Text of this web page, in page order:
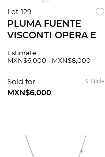
Lot 129
PLUMA FUENTE
VISCONTI OPERA EN
Estimate
MXN$6,000 - MXN$8,000
4 Bids
Sold for
MXN$6,000